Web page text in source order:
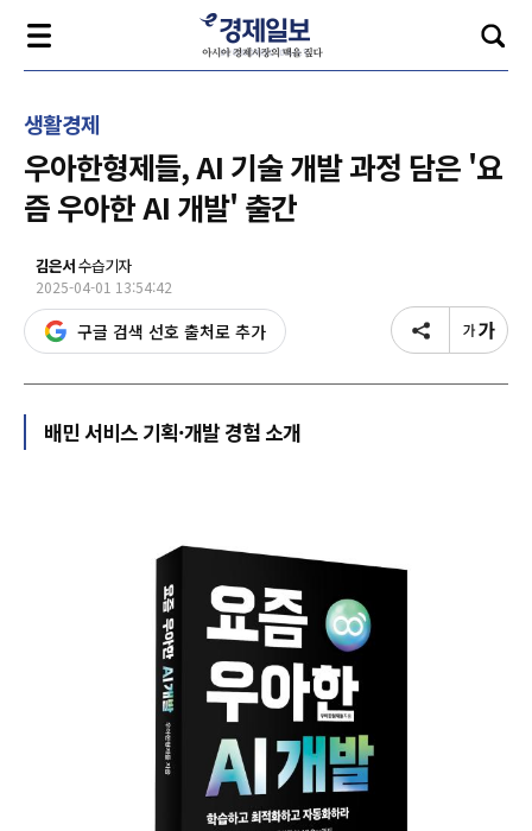
생활경제
우아한형제들, AI 기술 개발 과정 담은 '요
즘 우아한 AI 개발' 출간
김은서수습기자
2025-04-01 13:54:42
구글 검색 선호 출처로 추가
배민 서비스 기획·개발 경험 소개